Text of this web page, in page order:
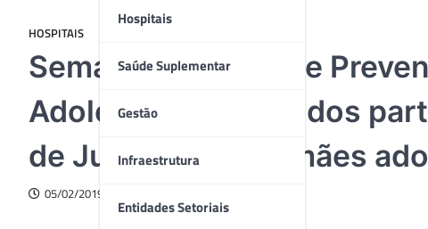
Hospitais
Saúde Suplementar
Gestão
Infraestrutura
Entidades Setoriais
HOSPITAIS
Semana Nacional de
Adolescência: 13% dos
de Jundiaí são de mães
05/02/2019